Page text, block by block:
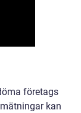
företags
kan